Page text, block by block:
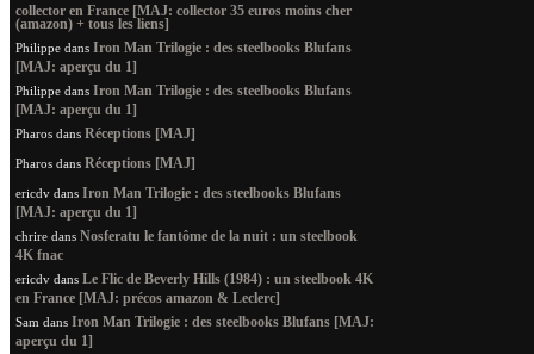
collector en France [MAJ: collector 35 euros moins cher
(amazon) + tous les liens]
Philippe dans Iron Man Trilogie : des steelbooks Blufans
[MAJ: aperçu du 1]
Philippe dans Iron Man Trilogie : des steelbooks Blufans
[MAJ: aperçu du 1]
Pharos dans Réceptions [MAJ]
Pharos dans Réceptions [MAJ]
ericdv dans Iron Man Trilogie : des steelbooks Blufans
[MAJ: aperçu du 1]
chrire dans Nosferatu le fantôme de la nuit : un steelbook
4K fnac
ericdv dans Le Flic de Beverly Hills (1984) : un steelbook 4K
en France [MAJ: précos amazon & Leclerc]
Sam dans Iron Man Trilogie : des steelbooks Blufans [MAJ:
aperçu du 1]